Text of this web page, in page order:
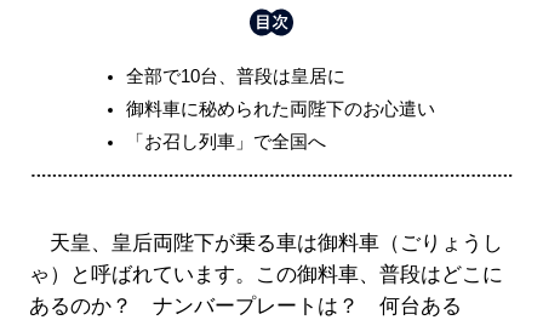
全部で10台、普段は皇居に
御料車に秘められた両陛下のお心遣い
「お召し列車」で全国へ
天皇、皇后両陛下が乗る車は御料車（ごりょうし
ゃ）と呼ばれています。この御料車、普段はどこに
あるのか？ ナンバープレートは？ 何台ある